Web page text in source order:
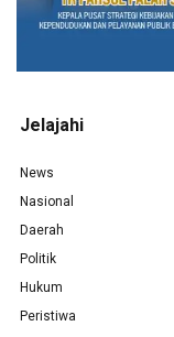
Jelajahi
News
Nasional
Daerah
Politik
Hukum
Peristiwa